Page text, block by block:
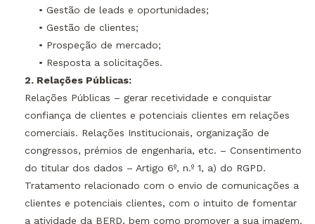
• Gestão de leads e oportunidades;
• Gestão de clientes;
• Prospeção de mercado;
• Resposta a solicitações.
2. Relações Públicas:
Relações Públicas – gerar recetividade e conquistar
confiança de clientes e potenciais clientes em relações
comerciais. Relações Institucionais, organização de
congressos, prémios de engenharia, etc. – Consentimento
do titular dos dados – Artigo 6º, n.º 1, a) do RGPD.
Tratamento relacionado com o envio de comunicações a
clientes e potenciais clientes, com o intuito de fomentar
a atividade da BERD, bem como promover a sua imagem.